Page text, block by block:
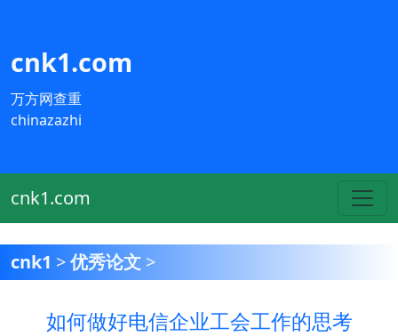
cnk1.com
万方网查重
chinazazhi
cnk1.com
cnk1 >优秀论文 >
如何做好电信企业工会工作的思考